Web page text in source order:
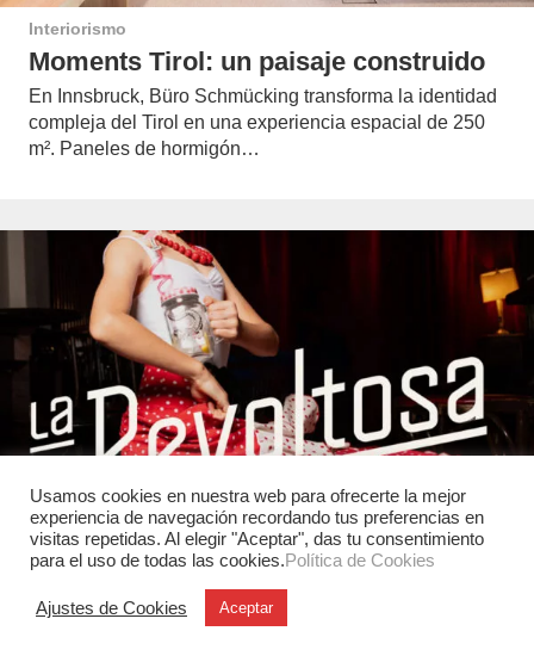
Interiorismo
Moments Tirol: un paisaje construido
En Innsbruck, Büro Schmücking transforma la identidad
compleja del Tirol en una experiencia espacial de 250
m². Paneles de hormigón…
Usamos cookies en nuestra web para ofrecerte la mejor
experiencia de navegación recordando tus preferencias en
visitas repetidas. Al elegir "Aceptar", das tu consentimiento
para el uso de todas las cookies.Política de Cookies
Ajustes de Cookies Aceptar